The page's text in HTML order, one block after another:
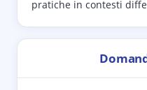
pratiche in contesti